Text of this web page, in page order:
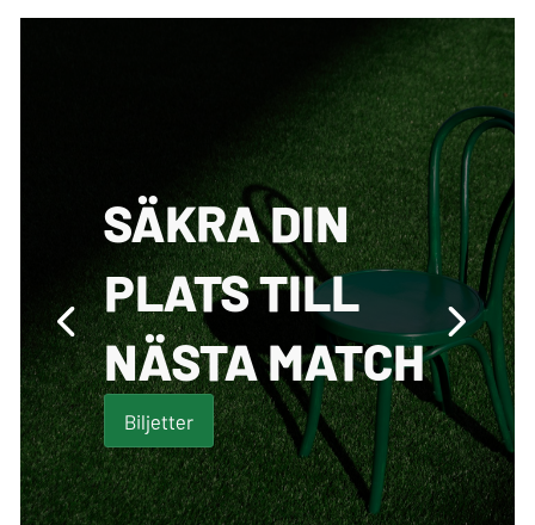
SÄKRA DIN
PLATS TILL
NÄSTA MATCH
Biljetter